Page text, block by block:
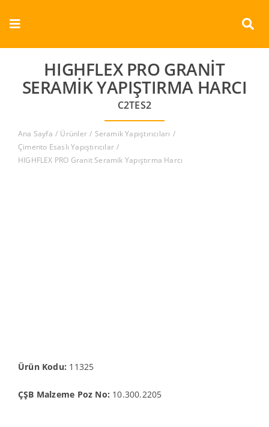
Toggle
Navigation
Kurumsal
Ürünler
Dokümanlar
Referanslar
HIGHFLEX PRO GRANIT
SERAMIK YAPIŞTIRMA HARCI
C2TES2
Ana Sayfa Ürünler
Seramik Yapıştırıcıları
Çimento Esaslı Yapıştırıcılar
HIGHFLEX PRO Granit Seramik Yapıştırma Harcı
Ürün Kodu: 11325
ÇŞB Malzeme Poz No: 10.300.2205